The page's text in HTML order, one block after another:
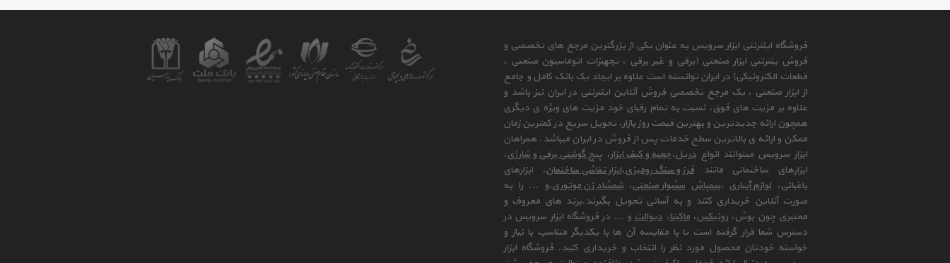
فروشگاه اینترنتی ابزار سرویس به عنوان یکی از بزرگترین مرجع های تخصصی و
فروش ینترنتی ابزار صنعتی (برقی و غیر برقی ، تجهیزات اتوماسیون صنعتی ،
قطعات الکترونیکی) در ایران توانسته است علاوه بر ایجاد یک بانک کامل و جامع
از ابزار صنعتی ، یک مرجع تخصصی فروش آنلاین اینترنتی در ایران نیز باشد و
علاوه بر مزیت های فوق، نسبت به تمام رقبای خود مزیت های ویژه ی دیگری
همچون ارائه جدیدترین و بهترین قیمت روز بازار، تحویل سریع در کمترین زمان
ممکن و ارائه ی بالاترین سطح خدمات پس از فروش در ایران میباشد. همراهان
ابزار سرویس میتوانند انواعدریل،جعبه و کیف ابزار، پیچ گوشتی برقی و شارژی،
ابزارهای ساختمانی مانندفرز و سنگ رومیزی،ابزار نقاشی ساختمان، ابزارهای
باغبانی،لوازم آبیاری،سمپاش سشوار صنعتی،شمشاد زن موتوری،و ... را به
صورت آنلاین خریداری کنند و به آسانی تحویل بگیرند.برند های معروف و
معتبری چون بوش، رونیکس،ماکیتا، دیوالتو ... در فروشگاه ابزار سرویس در
دسترس شما قرار گرفته است تا با مقایسه آن ها با یکدیگر متناسب با نیاز و
خواسته خودتان محصول مورد نظر را انتخاب و خریداری کنید. فروشگاه ابزار